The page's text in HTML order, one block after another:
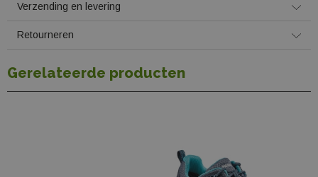
Verzending en levering
Retourneren
Gerelateerde producten